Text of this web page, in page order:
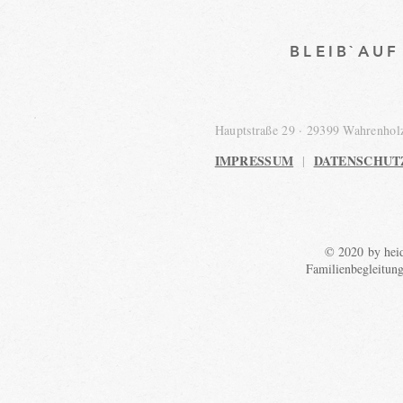
Hauptstraße 29 · 29399
IMPRESSUM |
© 2020 by